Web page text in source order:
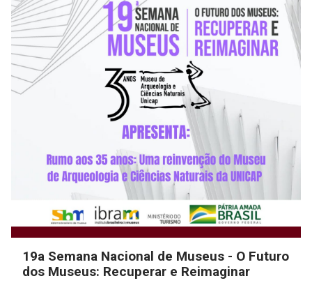
19a Semana Nacional de Museus - O Futuro
dos Museus: Recuperar e Reimaginar